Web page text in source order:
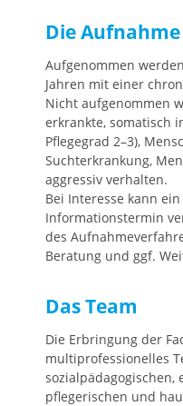
Die Aufnahme
Aufgenommen
Jahren mit einer
Nicht aufgenommen
erkrankte, somatisch
Pflegegrad 2–3),
Suchterkrankung,
aggressiv verhalten.
Bei Interesse kann
Informationstermin
des
Beratung und ggf.
Das Team
Die Erbringung der
multiprofessionelles
sozialpädagogischen,
pflegerischen und